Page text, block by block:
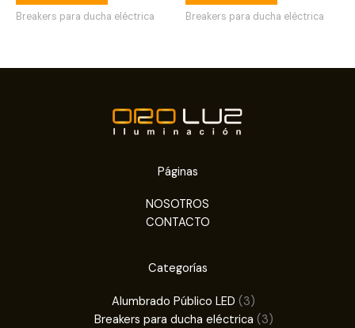
Breakers para ducha eléctrica Breakers para ducha eléctrica
Páginas
NOSOTROS
CONTACTO
Categorías
Alumbrado Público LED 33
productos
Breakers para ducha eléctrica 33